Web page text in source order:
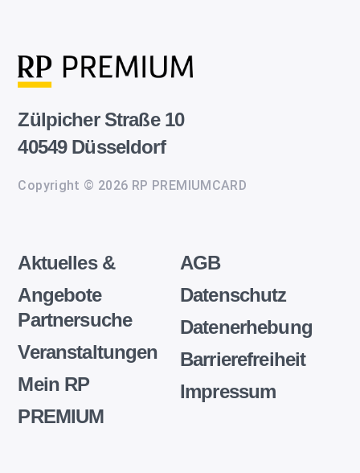
Zülpicher Straße 10
40549 Düsseldorf
Copyright © 2026 RP PREMIUMCARD
Aktuelles &
Angebote
Partnersuche
Veranstaltungen
Mein RP
PREMIUM
AGB
Datenschutz
Datenerhebung
Barrierefreiheit
Impressum